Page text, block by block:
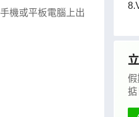
機或平板電腦上出
假
掂